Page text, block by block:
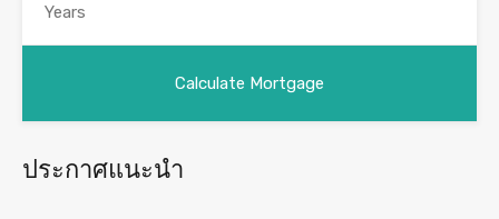
ประกาศแนะนำ